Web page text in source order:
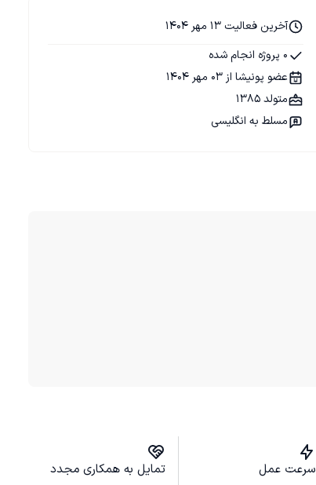
آخرین فعالیت 13 مهر 1404
0 پروژه انجام شده
عضو پونیشا از 03 مهر 1404
متولد 1385
مسلط به انگلیسی
سرعت عمل تمایل به همکاری مجدد